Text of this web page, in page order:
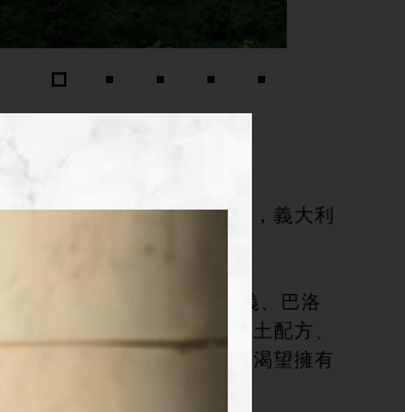
牙國寶——松鶴銅雕傢飾，義大利
融入新古典主義、浪漫主義、巴洛
作為創作元素，輔以高嶺土配方、
知名博物館和藝術愛好者渴望擁有